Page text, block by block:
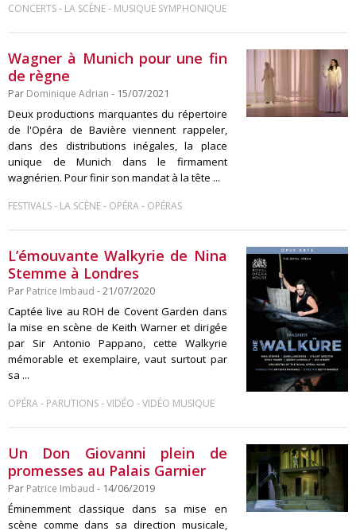
CONCERTS- LA SCÈNE- MUSIQUE SYMPHONIQUE
Wagner à Munich pour une fin
de règne
Par Dominique Adrian - 15/07/2021
Deux productions marquantes du répertoire
de l'Opéra de Bavière viennent rappeler,
dans des distributions inégales, la place
unique de Munich dans le firmament
wagnérien. Pour finir son mandat à la tête ...
FESTIVALS- LA SCÈNE- OPÉRA- OPÉRAS
L’émouvante Walkyrie de Nina
Stemme à Londres
Par Patrice Imbaud - 21/07/2020
Captée live au ROH de Covent Garden dans
la mise en scène de Keith Warner et dirigée
par Sir Antonio Pappano, cette Walkyrie
mémorable et exemplaire, vaut surtout par
sa ...
OPÉRA- PARUTIONS-VIDÉO -VIDÉO MUSIQUE
Un Don Giovanni plein de
promesses au Palais Garnier
Par Patrice Imbaud - 14/06/2019
Éminemment classique dans sa mise en
scène comme dans sa direction musicale,